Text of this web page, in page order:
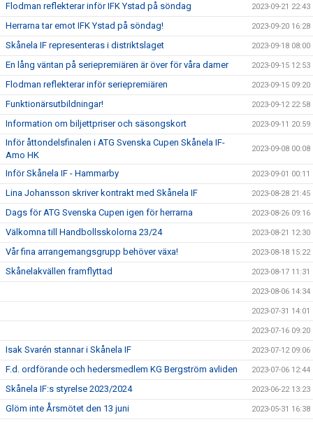
Flodman reflekterar inför IFK Ystad på söndag 2023-09-21 22:43
Herrarna tar emot IFK Ystad på söndag! 2023-09-20 16:28
Skånela IF representeras i distriktslaget 2023-09-18 08:00
En lång väntan på seriepremiären är över för våra damer 2023-09-15 12:53
Flodman reflekterar inför seriepremiären 2023-09-15 09:20
Funktionärsutbildningar! 2023-09-12 22:58
Information om biljettpriser och säsongskort 2023-09-11 20:59
Inför åttondelsfinalen i ATG Svenska Cupen Skånela IF-
Amo HK
2023-09-08 00:08
Inför Skånela IF - Hammarby 2023-09-01 00:11
Lina Johansson skriver kontrakt med Skånela IF 2023-08-28 21:45
Dags för ATG Svenska Cupen igen för herrarna 2023-08-26 09:16
Välkomna till Handbollsskolorna 23/24 2023-08-21 12:30
Vår fina arrangemangsgrupp behöver växa! 2023-08-18 15:22
Skånelakvällen framflyttad 2023-08-17 11:31
2023-08-06 14:34
2023-07-31 14:01
2023-07-16 09:20
Isak Svarén stannar i Skånela IF 2023-07-12 09:06
F.d. ordförande och hedersmedlem KG Bergström avliden 2023-07-06 12:44
Skånela IF:s styrelse 2023/2024 2023-06-22 13:23
Glöm inte Årsmötet den 13 juni 2023-05-31 16:38